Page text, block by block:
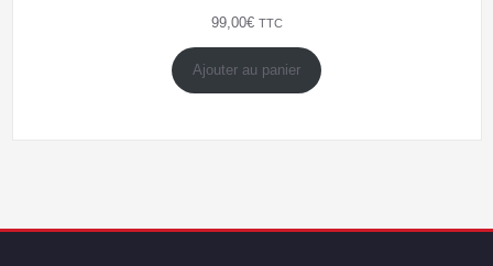
99,00€ TTC
Ajouter au panier